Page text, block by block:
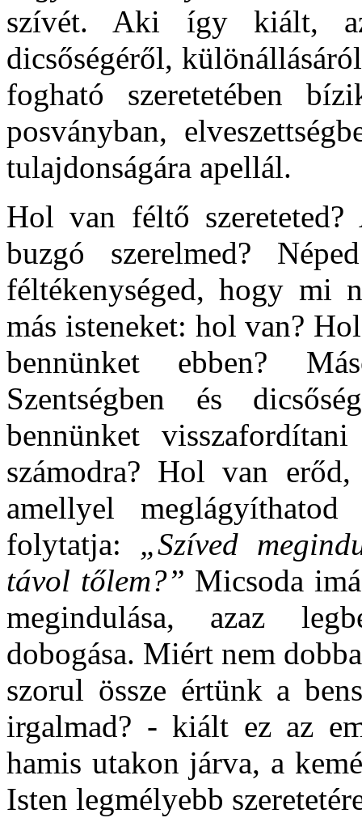
szívét. Aki így kiált, az
dicsőségéről,
fogható szeretetében
posványban,
tulajdonságára apellál.
Hol van féltő
buzgó szerelmed?
féltékenységed, hogy mi
más isteneket: hol van?
bennünket ebben?
Szentségben és
bennünket
számodra? Hol van
amellyel
folytatja: „Szíved
távol tőlem?” Micsoda
megindulása, azaz
dobogása. Miért nem
szorul össze értünk a
irgalmad? - kiált ez az
hamis utakon járva, a
Isten legmélyebb